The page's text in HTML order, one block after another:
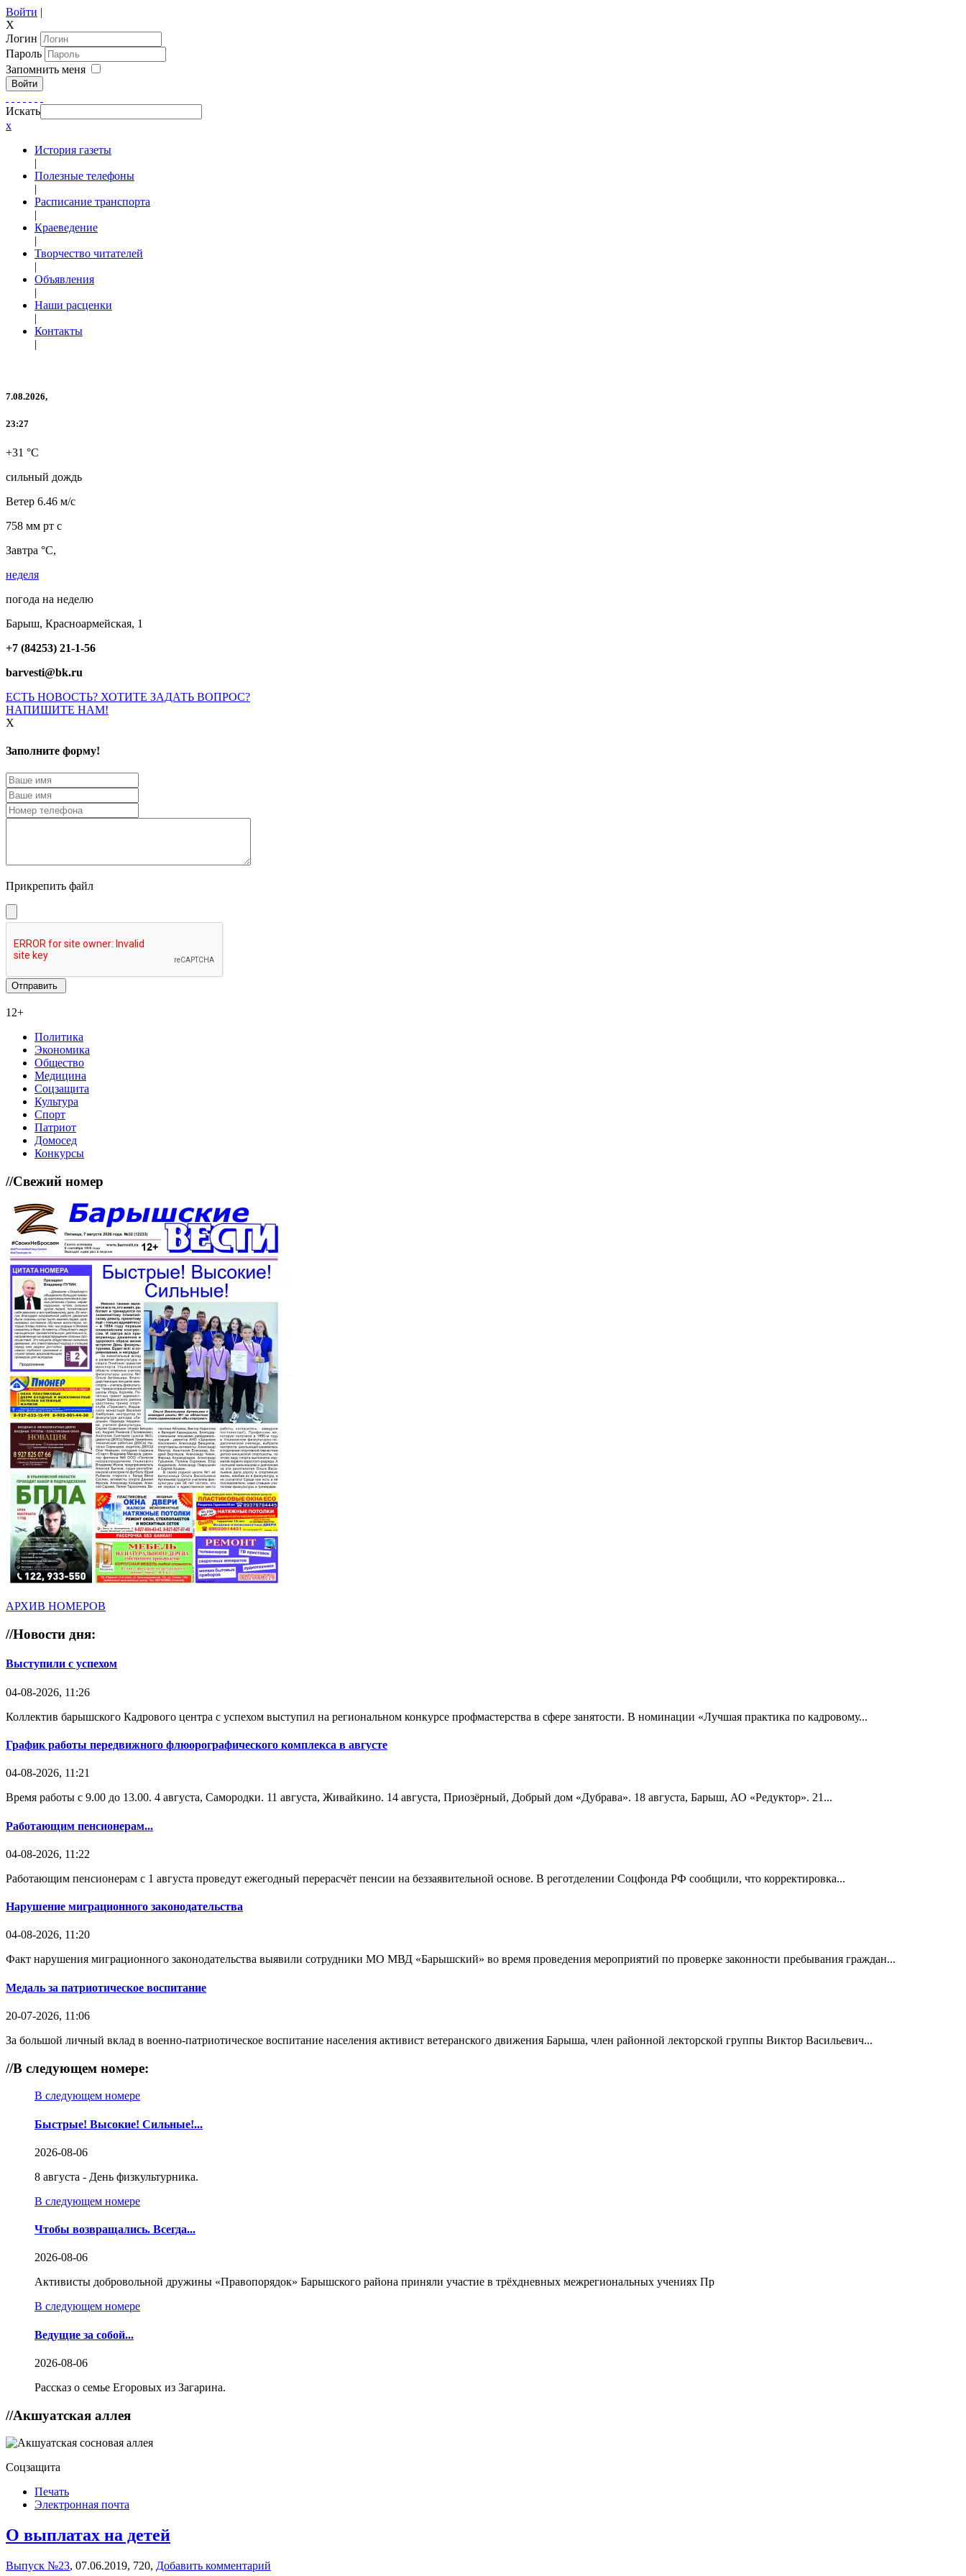
Войти |
X
Логин
Пароль
Запомнить меня
Войти
Искать
x
История газеты
|
Полезные телефоны
|
Расписание транспорта
|
Краеведение
|
Творчество читателей
|
Объявления
|
Наши расценки
|
Контакты
|
7.08.2026,
23:27
+31 °C
сильный дождь
Ветер 6.46 м/с
758 мм рт с
Завтра °C,
неделя
погода на неделю
Барыш, Красноармейская, 1
+7 (84253) 21-1-56
barvesti@bk.ru
ЕСТЬ НОВОСТЬ? ХОТИТЕ ЗАДАТЬ ВОПРОС?
НАПИШИТЕ НАМ!
X
Заполните форму!
Прикрепить файл
12+
Политика
Экономика
Общество
Медицина
Соцзащита
Культура
Спорт
Патриот
Домосед
Конкурсы
//Свежий номер
АРХИВ НОМЕРОВ
//Новости дня:
Выступили с успехом
04-08-2026, 11:26
Коллектив барышского Кадрового центра с успехом выступил на региональном конкурсе профмастерства в сфере занятости. В номинации «Лучшая практика по кадровому...
График работы передвижного флюорографического комплекса в августе
04-08-2026, 11:21
Время работы с 9.00 до 13.00. 4 августа, Самородки. 11 августа, Живайкино. 14 августа, Приозёрный, Добрый дом «Дубрава». 18 августа, Барыш, АО «Редуктор». 21...
Работающим пенсионерам...
04-08-2026, 11:22
Работающим пенсионерам с 1 августа проведут ежегодный перерасчёт пенсии на беззаявительной основе. В реготделении Соцфонда РФ сообщили, что корректировка...
Нарушение миграционного законодательства
04-08-2026, 11:20
Факт нарушения миграционного законодательства выявили сотрудники МО МВД «Барышский» во время проведения мероприятий по проверке законности пребывания граждан...
Медаль за патриотическое воспитание
20-07-2026, 11:06
За большой личный вклад в военно-патриотическое воспитание населения активист ветеранского движения Барыша, член районной лекторской группы Виктор Васильевич...
//В следующем номере:
В следующем номере
Быстрые! Высокие! Сильные!...
2026-08-06
8 августа - День физкультурника.
В следующем номере
Чтобы возвращались. Всегда...
2026-08-06
Активисты добровольной дружины «Правопорядок» Барышского района приняли участие в трёхдневных межрегиональных учениях Пр
В следующем номере
Ведущие за собой...
2026-08-06
Рассказ о семье Егоровых из Загарина.
//Акшуатская аллея
Соцзащита
Печать
Электронная почта
О выплатах на детей
Выпуск №23, 07.06.2019, 720, Добавить комментарий